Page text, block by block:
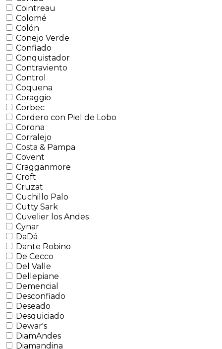
Cointreau
Colomé
Colón
Conejo Verde
Confiado
Conquistador
Contraviento
Control
Coquena
Coraggio
Corbec
Cordero con Piel de Lobo
Corona
Corralejo
Costa & Pampa
Covent
Cragganmore
Croft
Cruzat
Cuchillo Palo
Cutty Sark
Cuvelier los Andes
Cynar
DaDá
Dante Robino
De Cecco
Del Valle
Dellepiane
Demencial
Desconfiado
Deseado
Desquiciado
Dewar's
DiamAndes
Diamandina